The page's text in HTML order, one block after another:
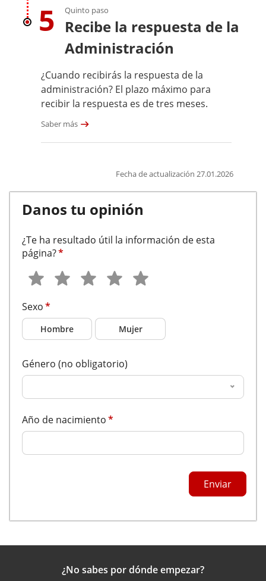
5 Quinto paso
Recibe la respuesta de la
Administración
¿Cuando recibirás la respuesta de la
administración? El plazo máximo para
recibir la respuesta es de tres meses.
Saber más
Fecha de actualización 27.01.2026
Danos tu opinión
¿Te ha resultado útil la información de esta
página?*
Sexo*
Hombre Mujer
Género (no obligatorio)
Año de nacimiento*
Enviar
¿No sabes por dónde empezar?